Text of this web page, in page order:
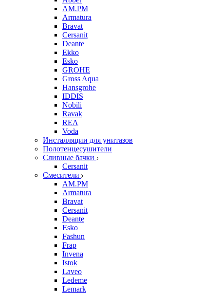
AM.PM
Armatura
Bravat
Cersanit
Deante
Ekko
Esko
GROHE
Gross Aqua
Hansgrohe
IDDIS
Nobili
Ravak
REA
Voda
Инсталляции для унитазов
Полотенцесушители
Сливные бачки
Cersanit
Смесители
AM.PM
Armatura
Bravat
Cersanit
Deante
Esko
Fashun
Frap
Invena
Istok
Laveo
Ledeme
Lemark